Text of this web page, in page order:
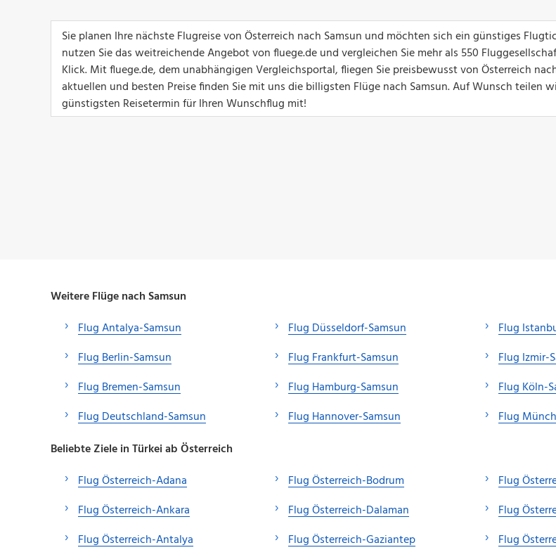
Sie planen Ihre nächste Flugreise von Österreich nach Samsun und möchten sich ein günstiges
nutzen Sie das weitreichende Angebot von fluege.de und vergleichen Sie mehr als 550
Klick. Mit fluege.de, dem unabhängigen Vergleichsportal, fliegen Sie preisbewusst von Österreich
aktuellen und besten Preise finden Sie mit uns die billigsten Flüge nach Samsun. Auf Wunsch teilen
günstigsten Reisetermin für Ihren Wunschflug mit!
Weitere Flüge nach Samsun
Flug Antalya-Samsun
Flug Berlin-Samsun
Flug Bremen-Samsun
Flug Deutschland-Samsun
Flug Düsseldorf-Samsun
Flug Frankfurt-Samsun
Flug Hamburg-Samsun
Flug Hannover-Samsun
Flug
Flug Izmir-
Flug Köln-
Flug
Beliebte Ziele in Türkei ab Österreich
Flug Österreich-Adana
Flug Österreich-Ankara
Flug Österreich-Antalya
Flug Österreich-Bodrum
Flug Österreich-Dalaman
Flug Österreich-Gaziantep
Flug
Flug
Flug